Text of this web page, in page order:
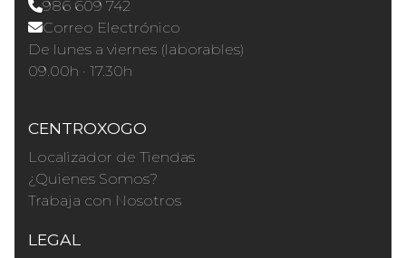
986 609 742
Correo Electrónico
De lunes a viernes (laborables)
09.00h · 17.30h
CENTROXOGO
Localizador de Tiendas
¿Quienes Somos?
Trabaja con Nosotros
LEGAL